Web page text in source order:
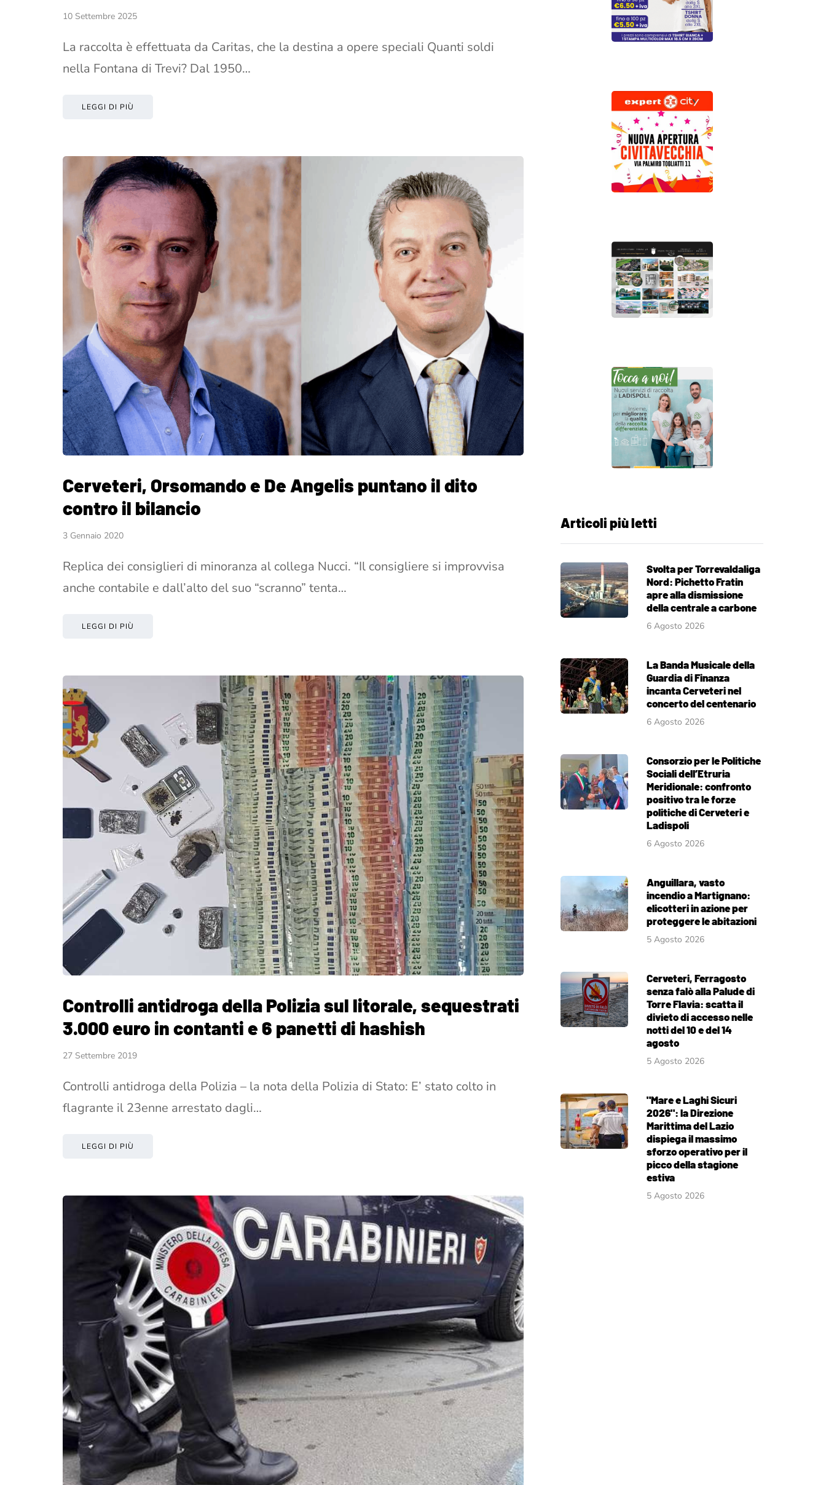
10 Settembre 2025
La raccolta è effettuata da Caritas, che la destina a opere speciali Quanti soldi
nella Fontana di Trevi? Dal 1950…
LEGGI DI PIÙ
Cerveteri, Orsomando e De Angelis puntano il dito
contro il bilancio
3 Gennaio 2020
Replica dei consiglieri di minoranza al collega Nucci. “Il consigliere si improvvisa
anche contabile e dall’alto del suo “scranno” tenta…
LEGGI DI PIÙ
Controlli antidroga della Polizia sul litorale, sequestrati
3.000 euro in contanti e 6 panetti di hashish
27 Settembre 2019
Controlli antidroga della Polizia – la nota della Polizia di Stato: E’ stato colto in
flagrante il 23enne arrestato dagli…
LEGGI DI PIÙ
Articoli più letti
Svolta per Torrevaldaliga
Nord: Pichetto Fratin
apre alla dismissione
della centrale a carbone
6 Agosto 2026
La Banda Musicale della
Guardia di Finanza
incanta Cerveteri nel
concerto del centenario
6 Agosto 2026
Consorzio per le Politiche
Sociali dell’Etruria
Meridionale: confronto
positivo tra le forze
politiche di Cerveteri e
Ladispoli
6 Agosto 2026
Anguillara, vasto
incendio a Martignano:
elicotteri in azione per
proteggere le abitazioni
5 Agosto 2026
Cerveteri, Ferragosto
senza falò alla Palude di
Torre Flavia: scatta il
divieto di accesso nelle
notti del 10 e del 14
agosto
5 Agosto 2026
"Mare e Laghi Sicuri
2026": la Direzione
Marittima del Lazio
dispiega il massimo
sforzo operativo per il
picco della stagione
estiva
5 Agosto 2026